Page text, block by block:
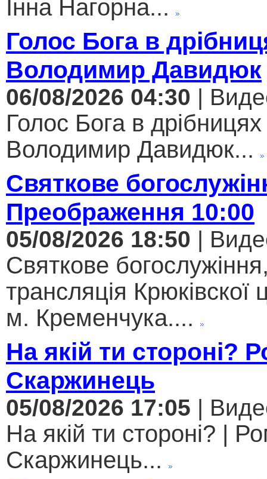
Інна Нагорна...
Голос Бога в
Володимир Давидюк
06/08/2026 04:30 |
Голос Бога в
Володимир Давидюк...
Святкове
Преображення 10:00
05/08/2026 18:50 |
Святкове
трансляція
м. Кременчука....
На якій ти стороні?
Скаржинець
05/08/2026 17:05 |
На якій ти стороні? |
Скаржинець...